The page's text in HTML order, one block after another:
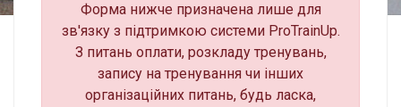
Форма нижче призначена лише для
зв'язку з підтримкою системи ProTrainUp.
З питань оплати, розкладу тренувань,
запису на тренування чи інших
організаційних питань, будь ласка,